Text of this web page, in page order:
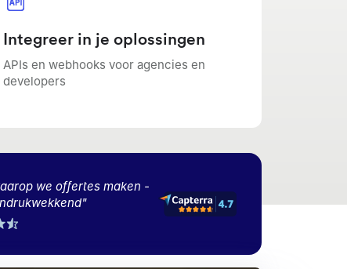
Integreer in je oplossingen
APIs en webhooks voor agencies en
developers
we offertes maken -
"